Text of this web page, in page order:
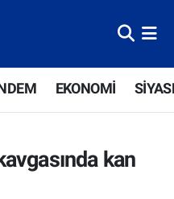
EKONOMİ
kan
Fikstür